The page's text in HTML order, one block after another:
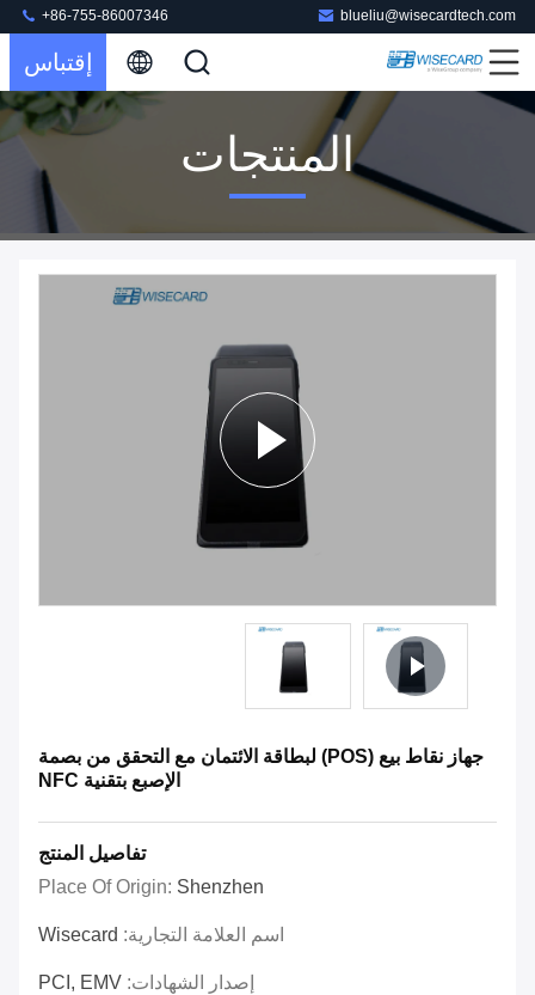
blueliu@wisecardtech.com
+86-755-86007346
إقتباس
المنتجات
جهاز نقاط بيع (POS) لبطاقة الائتمان مع التحقق من بصمة
الإصبع بتقنية NFC
تفاصيل المنتج
Place Of Origin: Shenzhen
اسم العلامة التجارية: Wisecard
إصدار الشهادات: PCI, EMV